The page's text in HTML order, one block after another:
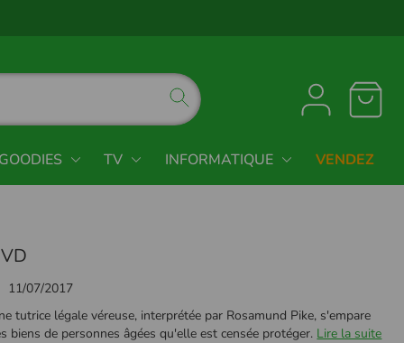
TV INFORMATIQUE VENDEZ
11/07/2017
tutrice légale véreuse, interprétée par Rosamund Pike, s'empare
biens de personnes âgées qu'elle est censée protéger. Lire la suite